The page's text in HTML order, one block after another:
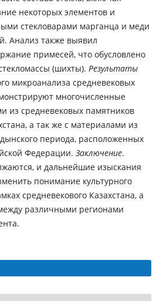
некоторых элементов и
стекловарами марганца и меди
Анализ также выявил
примесей, что обусловлено
(шихты). Результаты
микроанализа средневековых
многочисленные
из средневековых памятников
а так же с материалами из
периода, расположенных
Федерации. Заключение.
и дальнейшие изыскания
понимание культурного
средневекового Казахстана, а
различными регионами